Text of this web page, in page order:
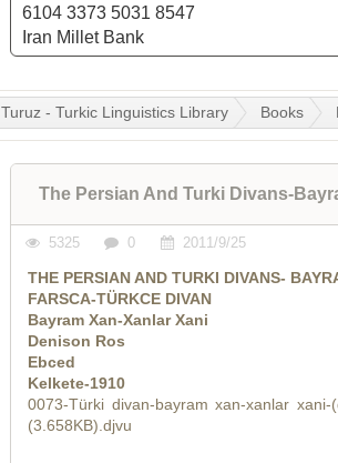
6104 3373 5031 8547
Iran Millet Bank
Turuz - Turkic Linguistics Library Books
The Persian And Turki Divans-
5325 0 2011/9/25
THE PERSIAN AND TURKI DIVANS-
FARSCA-TÜRKCE DIVAN
Bayram Xan-Xanlar Xani
Denison Ros
Ebced
Kelkete-1910
0073-Türki divan-bayram xan-xanlar
(3.658KB).djvu